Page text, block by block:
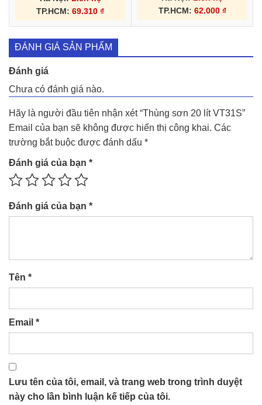
TP.HCM: 69.310 ₫
TP.HCM: 62.000 ₫
ĐÁNH GIÁ SẢN PHẨM
Đánh giá
Chưa có đánh giá nào.
Hãy là người đầu tiên nhận xét “Thùng sơn 20 lít VT31S”
Email của bạn sẽ không được hiển thị công khai. Các
trường bắt buộc được đánh dấu *
Đánh giá của bạn *
Đánh giá của bạn *
Tên *
Email *
Lưu tên của tôi, email, và trang web trong trình duyệt
này cho lần bình luận kế tiếp của tôi.